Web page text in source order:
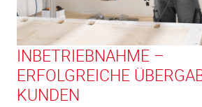
INBETRIEBNAHME –
ERFOLGREICHE
KUNDEN